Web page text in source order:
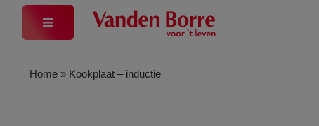
Home » Kookplaat – inductie